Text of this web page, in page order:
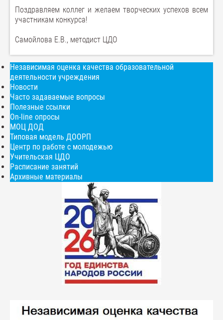
Поздравляем коллег и желаем творческих успехов всем
участникам конкурса!
Самойлова Е.В., методист ЦДО
Независимая оценка качества образовательной
деятельности учреждения
Новости
Часто задаваемые вопросы
Полезные ссылки
On-line опросы
МОЦ ДОД
Типовая модель ДООРП
Центр по работе с молодежью
Учительская ЦДО
Расписание занятий
Архивные материалы